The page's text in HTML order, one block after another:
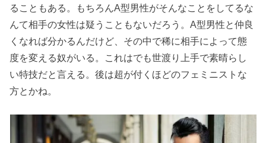
ることもある。もちろんA型男性がそんなことをしてるな
んて相手の女性は疑うこともないだろう。A型男性と仲良
くなれば分かるんだけど、その中で稀に相手によって態
度を変える奴がいる。これはでも世渡り上手で素晴らし
い特技だと言える。後は超が付くほどのフェミニストな
方とかね。